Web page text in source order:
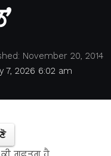
7, 2026 6:02 am
November 20, 2014
ਗ਼ੁਫ਼ਤਗ਼ੂ ਹੈ